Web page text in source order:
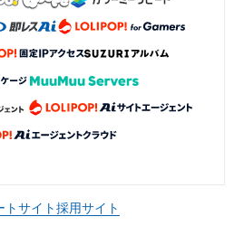
トサイト採用サイト